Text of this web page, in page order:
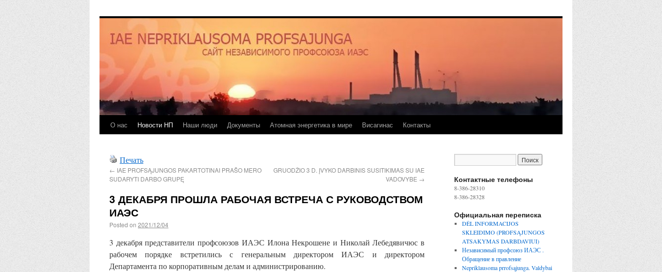
О нас Новости НП Наши люди Документы Атомная энергетика в мире Висагинас Контакты
Печать
← IAE PROFSĄJUNGOS PAKARTOTINAI PRAŠO MERO
SUDARYTI DARBO GRUPĘ
GRUODŽIO 3 D. ĮVYKO DARBINIS SUSITIKIMAS SU IAE
VADOVYBE →
3 ДЕКАБРЯ ПРОШЛА РАБОЧАЯ ВСТРЕЧА С РУКОВОДСТВОМ
ИАЭС
Posted on 2021/12/04
3 декабря представители профсоюзов ИАЭС Илона Некрошене и Николай Лебедявичюс в
рабочем порядке встретились с генеральным директором ИАЭС и директором
Департамента по корпоративным делам и администрированию.
Контактные телефоны
8-386-28310
8-386-28328
Официальная переписка
DĖL INFORMACIJOS
SKLEIDIMO (PROFSĄJUNGOS
ATSAKYMAS DARBDAVIUI)
Независимый профсоюз ИАЭС .
Обращение в правление
Nepriklausoma prrofsąjunga. Valdybai